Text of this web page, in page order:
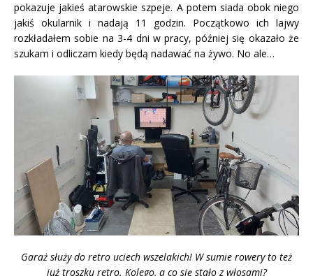
pokazuje jakieś atarowskie szpeje. A potem siada obok niego
jakiś okularnik i nadają 11 godzin. Początkowo ich lajwy
rozkładałem sobie na 3-4 dni w pracy, później się okazało że
szukam i odliczam kiedy będą nadawać na żywo. No ale…
Garaż służy do retro uciech wszelakich! W sumie rowery to też
już troszku retro. Kolego, a co się stało z włosami?